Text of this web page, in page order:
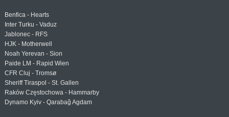
Benfica - Hearts
Inter Turku - Vaduz
Jablonec - RFS
HJK - Motherwell
Noah Yerevan - Sion
Paide LM - Rapid Wien
CFR Cluj - Tromsø
Sheriff Tiraspol - St. Gallen
Raków Częstochowa - Hammarby
Dynamo Kyiv - Qarabağ Agdam